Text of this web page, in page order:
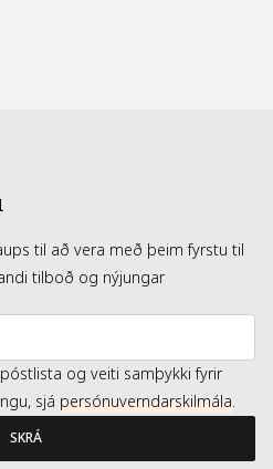
til að vera með þeim fyrstu til
tilboð og nýjungar
og veiti samþykki fyrir
sjá persónuverndarskilmála.
SKRÁ